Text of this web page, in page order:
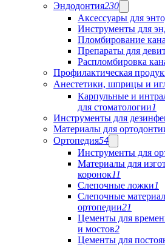
Эндодонтия230
Аксессуары для
Инструменты для
Пломбирование
Препараты для
Распломбировка
Профилактическая
Анестетики, шприцы и
Карпульные и
для стоматологии1
Инструменты для
Материалы для
Ортопедия54
Инструменты для
Материалы для
коронок11
Слепочные ложки1
Слепочные
ортопедии21
Цементы для
и мостов2
Цементы для